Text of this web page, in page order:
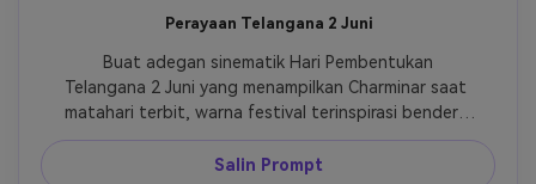
Perayaan Telangana 2 Juni
Buat adegan sinematik Hari Pembentukan
Telangana 2 Juni yang menampilkan Charminar saat
matahari terbit, warna festival terinspirasi bendera
Telangana, konfeti bunga, seni perbatasan budaya,
cahaya kota Hyderabad, area teks tebal untuk "2
Salin Prompt